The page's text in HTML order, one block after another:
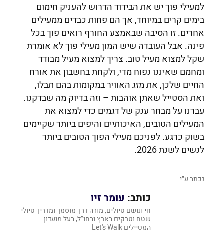
למעילי פוך יש את הבידוד הדרוש להעניק חימום
בימים קרים במיוחד, אך הם פחות כבדים ממעילים
אחרים. זו הסיבה שבאמצע החורף רואים פוך בכל
פינה. אבל העובדה שיש המון מעילי פוך לא אומרת
שקל למצוא מעיל טוב. צריך למצוא מעיל מבודד
ומחמם שאיננו נפוח מדי, ולקחת בחשבון את אורח
החיים שלכן, את מזג האוויר במקומות בהם תבלו,
ואת הסטייל שאתן אוהבות – וזה בדיוק מה שבדקנו.
עברנו על מבחר ענק של דגמים כדי למצוא את
המעילים הטובים, האיכותיים והיפים ביותר שקיימים
בשוק כרגע. לפניכם מעילי הפוך הטובים ביותר
לנשים לשנת 2026.
נכתב ע״י
כותב: עומר זיו
חי ונושם טיולים, מורה דרך מוסמך ומדריך טיולי
שטח וטרקים בארץ ובחו”ל, בעל מועדון
המטיילים Let's Walk